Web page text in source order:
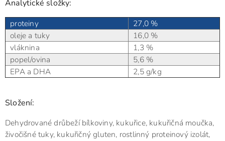
Analytické složky:
proteiny
27,0 %
oleje a tuky
16,0 %
vláknina
1,3 %
popel/ovina
5,6 %
EPA a DHA
2,5 g/kg
Složení:
Dehydrované drůbeží bílkoviny, kukuřice, kukuřičná moučka,
živočišné tuky, kukuřičný gluten, rostlinný proteinový izolát,